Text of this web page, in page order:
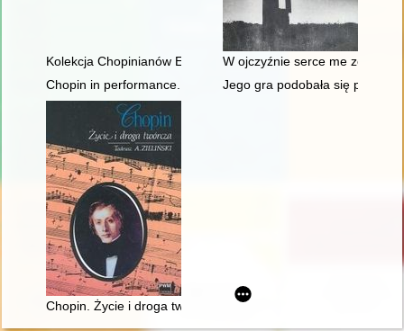
Kolekcja Chopinianów Edourda Ganche'a w Krakowie
W ojczyźnie serce me
Chopin in performance. History, theory, practice
Jego gra podobała się przede
Chopin. Życie i droga twórcza